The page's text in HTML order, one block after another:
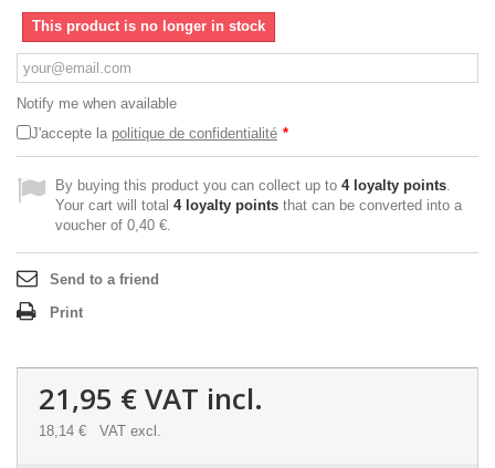
This product is no longer in stock
Notify me when available
J'accepte la politique de confidentialité *
By buying this product you can collect up to 4loyalty points.
Your cart will total 4loyalty points that can be converted into a
voucher of 0,40 €.
Send to a friend
Print
21,95 €VAT incl.
18,14 € VAT excl.